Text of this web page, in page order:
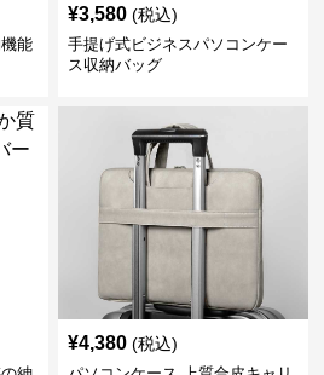
能
¥3,580 (税込)
手提げ式ビジネスパソコンケー
ス収納バッグ
¥4,380 (税込)